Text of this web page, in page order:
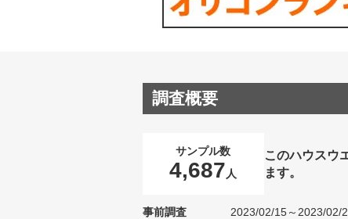
調査概要
サンプル数
4,687 人
このハウスウ
ます。
事前調査
2023/02/15～2023/02/